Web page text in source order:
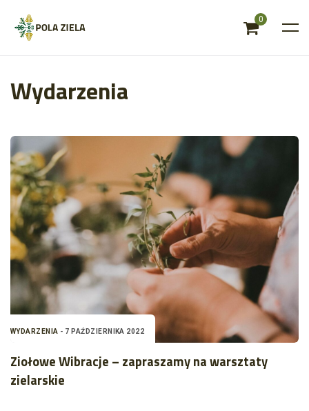
0
Wydarzenia
WYDARZENIA - 7 PAŹDZIERNIKA 2022
Ziołowe Wibracje – zapraszamy na warsztaty
zielarskie